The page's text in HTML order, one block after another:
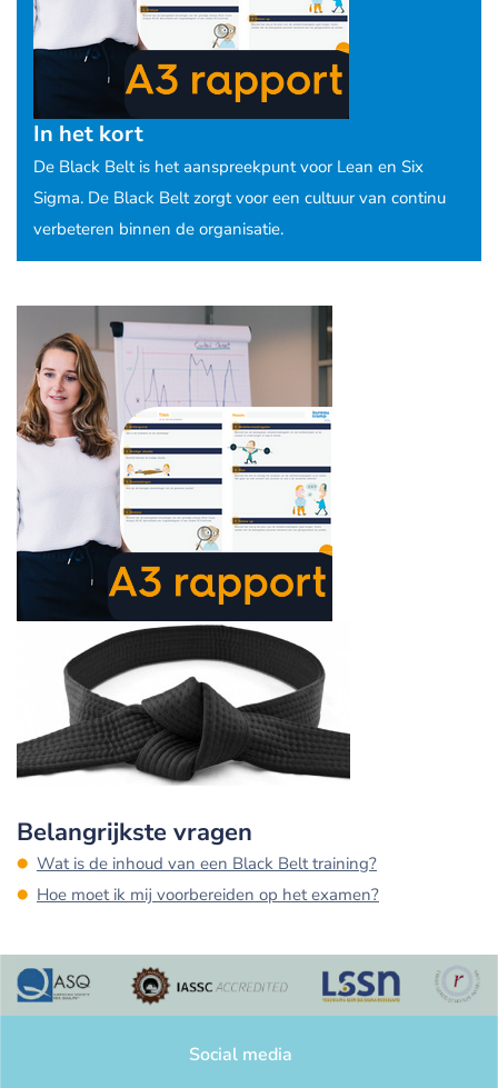
In het kort
De Black Belt is het aanspreekpunt voor Lean en Six
Sigma. De Black Belt zorgt voor een cultuur van continu
verbeteren binnen de organisatie.
Belangrijkste vragen
Wat is de inhoud van een Black Belt training?
Hoe moet ik mij voorbereiden op het examen?
Social media